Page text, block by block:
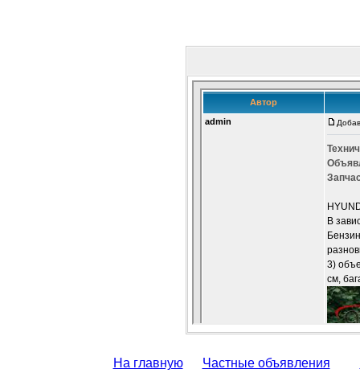
На главную Частные объявления